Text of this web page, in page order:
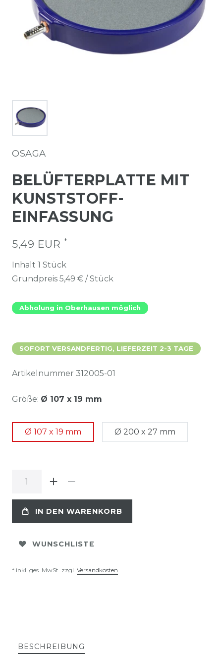
OSAGA
BELÜFTERPLATTE MIT
KUNSTSTOFF-
EINFASSUNG
5,49 EUR *
Inhalt 1 Stück
Grundpreis 5,49 € / Stück
Abholung in Oberhausen möglich
SOFORT VERSANDFERTIG, LIEFERZEIT 2-3 TAGE
Artikelnummer 312005-01
Größe: Ø 107 x 19 mm
Ø 107 x 19 mm Ø 200 x 27 mm
IN DEN WARENKORB
WUNSCHLISTE
* inkl. ges. MwSt. zzgl. Versandkosten
BESCHREIBUNG